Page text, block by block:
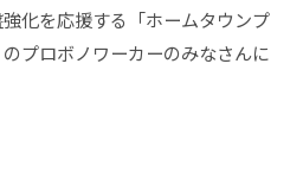
化を応援する「ホームタウンプ
プロボノワーカーのみなさんに